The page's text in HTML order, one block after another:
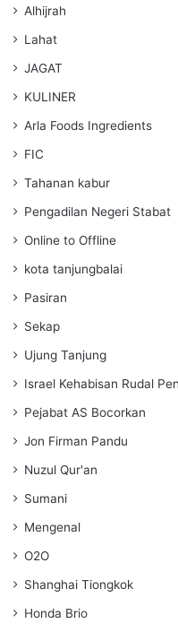
Alhijrah
Lahat
JAGAT
KULINER
Arla Foods Ingredients
FIC
Tahanan kabur
Pengadilan Negeri Stabat
Online to Offline
kota tanjungbalai
Pasiran
Sekap
Ujung Tanjung
Israel Kehabisan Rudal
Pejabat AS Bocorkan
Jon Firman Pandu
Nuzul Qur'an
Sumani
Mengenal
O2O
Shanghai Tiongkok
Honda Brio